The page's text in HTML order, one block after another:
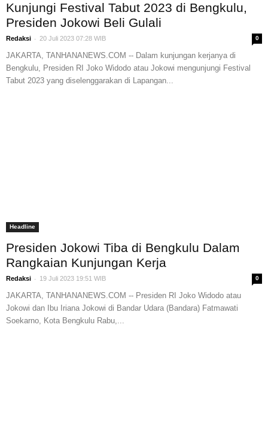
Kunjungi Festival Tabut 2023 di Bengkulu,
Presiden Jokowi Beli Gulali
Redaksi - 20 Juli 2023 07:28 WIB 0
JAKARTA, TANHANANEWS.COM -- Dalam kunjungan kerjanya di
Bengkulu, Presiden RI Joko Widodo atau Jokowi mengunjungi Festival
Tabut 2023 yang diselenggarakan di Lapangan...
Headline
Presiden Jokowi Tiba di Bengkulu Dalam
Rangkaian Kunjungan Kerja
Redaksi - 19 Juli 2023 19:51 WIB 0
JAKARTA, TANHANANEWS.COM -- Presiden RI Joko Widodo atau
Jokowi dan Ibu Iriana Jokowi di Bandar Udara (Bandara) Fatmawati
Soekarno, Kota Bengkulu Rabu,...